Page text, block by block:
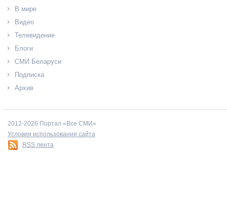
В мире
Видео
Телевидение
Блоги
СМИ Беларуси
Подписка
Архив
2012-2026 Портал «Все СМИ»
Условия использования сайта
RSS лента